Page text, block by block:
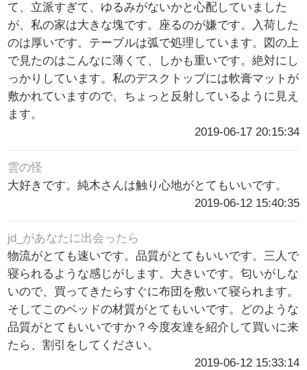
て、立派すぎて、ゆるみがないかと心配していました
が、私の家は大きな塊です。座るのが嫌です。入荷した
のは厚いです。テーブルは弧で処理しています。図の上
で見たのはこんなに薄くて、しかも重いです。絶対にし
っかりしています。私のデスクトップには軟膏マットが
敷かれていますので、ちょっと反射しているように見え
ます。
2019-06-17 20:15:34
雲の怪
大好きです。純木さんは触り心地がとてもいいです。
2019-06-12 15:40:35
jd_があなたに出会ったら
物流がとても速いです。品質がとてもいいです。三人で
寝られるような感じがします。大きいです。匂いがしな
いので、買ってきたらすぐに布団を敷いて寝られます。
そしてこのベッドの材質がとてもいいです。どのような
品質がとてもいいですか？今度友達を紹介して買いに来
たら、割引をしてください。
2019-06-12 15:33:14